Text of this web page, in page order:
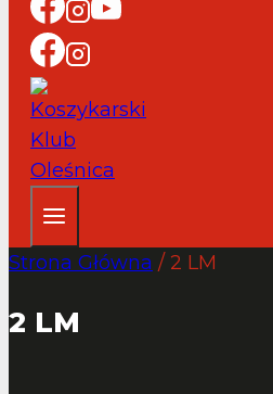
Strona Główna / 2 LM
2 LM